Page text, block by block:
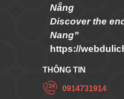
Nẵng
Discover the
Nang”
https://
THÔNG TIN
0914731914